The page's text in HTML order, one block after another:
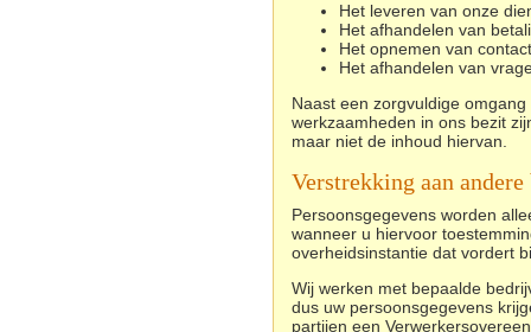
Het leveren van onze
Het afhandelen van
Het opnemen van
Het afhandelen van
Naast een zorgvuldige
werkzaamheden in ons bezit
maar niet de inhoud hiervan.
Verstrekking aan
Persoonsgegevens worden
wanneer u hiervoor
overheidsinstantie dat vordert
Wij werken met bepaalde
dus uw persoonsgegevens
partijen een